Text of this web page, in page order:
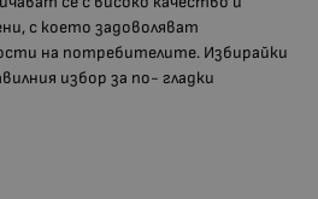
с което задоволяват
на потребителите. Избирайки
избор за по- гладки